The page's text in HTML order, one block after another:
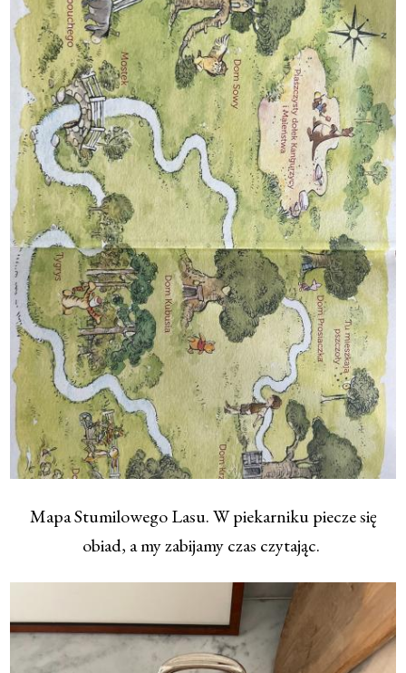
Mapa Stumilowego Lasu. W piekarniku piecze się
obiad, a my zabijamy czas czytając.